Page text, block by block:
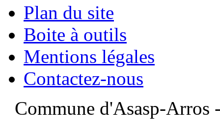
Plan du site
Boite à outils
Mentions légales
Contactez-nous
Commune d'Asasp-Arros